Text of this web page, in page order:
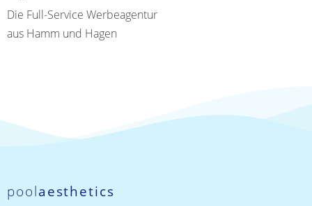
Die Full-Service Werbeagentur
aus Hamm und Hagen
poolaesthetics